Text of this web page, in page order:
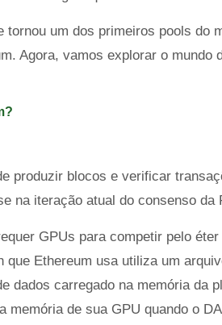
tornou um dos primeiros pools do
Agora, vamos explorar o mundo
produzir blocos e verificar
na iteração atual do consenso da
GPUs para competir pelo
que Ethereum usa utiliza um
dados carregado na memória da
memória de sua GPU quando o